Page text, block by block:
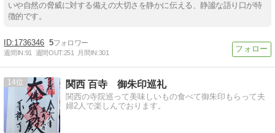
いや自然の脅威に対する備えの大切さを静かに伝える、静謐な語り口が特
徴的です。
1736346 5
週間IN:91 週間OUT:251 月間IN:301
14 関西 百寺 御朱印巡礼
関西の寺院巡って美味しいもの食べて御朱印もらって夫
婦2人で楽しんでおります。